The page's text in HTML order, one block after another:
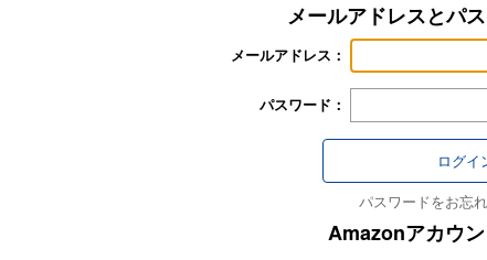
メールアドレスとパ
メールアドレス：
パスワード：
パスワードをお忘
Amazonアカウ